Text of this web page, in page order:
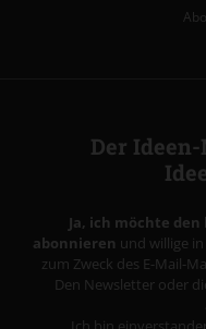
Der
Ja, ich möchte
abonnieren und willige
zum Zweck des E-Mail-
Den Newsletter oder